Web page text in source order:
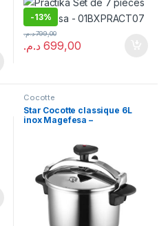
-13%
699,00 د.م.
799,00 د.م.
Cocotte
Star Cocotte classique 6L
inox Magefesa –